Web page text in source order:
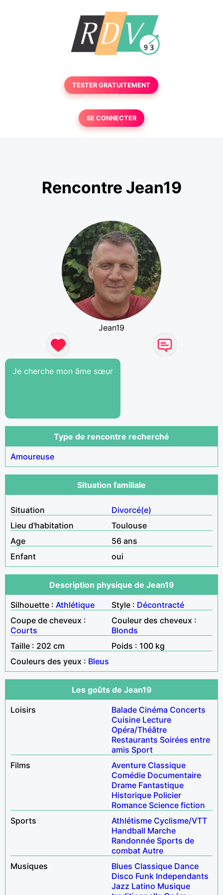
TESTER GRATUITEMENT
SE CONNECTER
Rencontre Jean19
Jean19
Je cherche mon âme sœur
Type de rencontre recherché
Amoureuse
Situation familiale
Situation
Divorcé(e)
Lieu d'habitation
Toulouse
Age
56 ans
Enfant
oui
Description physique de Jean19
Silhouette : Athlétique Style : Décontracté
Coupe de cheveux :
Courts
Couleur des cheveux :
Blonds
Taille : 202 cm
Poids : 100 kg
Couleurs des yeux : Bleus
Les goûts de Jean19
Loisirs
Balade Cinéma Concerts
Cuisine Lecture
Opéra/Théâtre
Restaurants Soirées entre
amis Sport
Films
Aventure Classique
Comédie Documentaire
Drame Fantastique
Historique Policier
Romance Science fiction
Sports
Athlétisme Cyclisme/VTT
Handball Marche
Randonnée Sports de
combat Autre
Musiques
Blues Classique Dance
Disco Funk Independants
Jazz Latino Musique